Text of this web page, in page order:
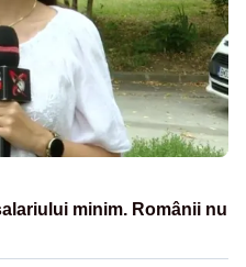
minim. Românii nu